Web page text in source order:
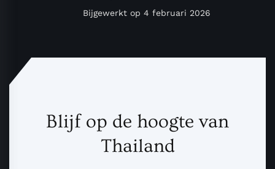
Bijgewerkt op 4 februari 2026
Blijf op de hoogte van
Thailand